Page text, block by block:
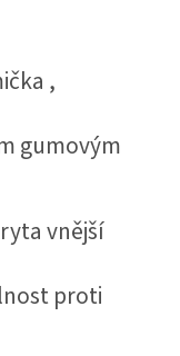
,
gumovým
vnější
proti